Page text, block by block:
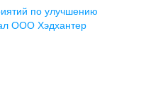
по улучшению
ООО Хэдхантер